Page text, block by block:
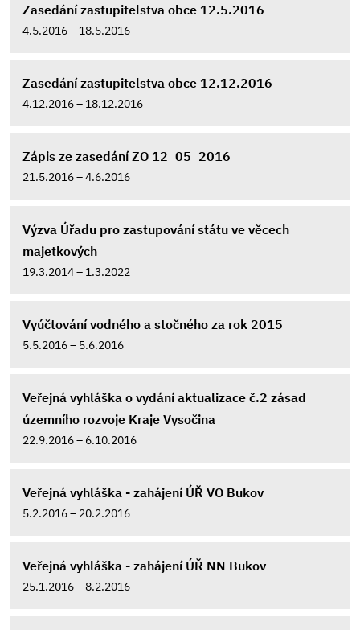
Zasedání zastupitelstva obce 12.5.2016
4.5.2016 – 18.5.2016
Zasedání zastupitelstva obce 12.12.2016
4.12.2016 – 18.12.2016
Zápis ze zasedání ZO 12_05_2016
21.5.2016 – 4.6.2016
Výzva Úřadu pro zastupování státu ve věcech
majetkových
19.3.2014 – 1.3.2022
Vyúčtování vodného a stočného za rok 2015
5.5.2016 – 5.6.2016
Veřejná vyhláška o vydání aktualizace č.2 zásad
územního rozvoje Kraje Vysočina
22.9.2016 – 6.10.2016
Veřejná vyhláška - zahájení ÚŘ VO Bukov
5.2.2016 – 20.2.2016
Veřejná vyhláška - zahájení ÚŘ NN Bukov
25.1.2016 – 8.2.2016